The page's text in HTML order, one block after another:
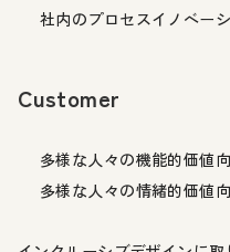
社内のプロセスイノベー
Customer
多様な人々の機能的価値
多様な人々の情緒的価値